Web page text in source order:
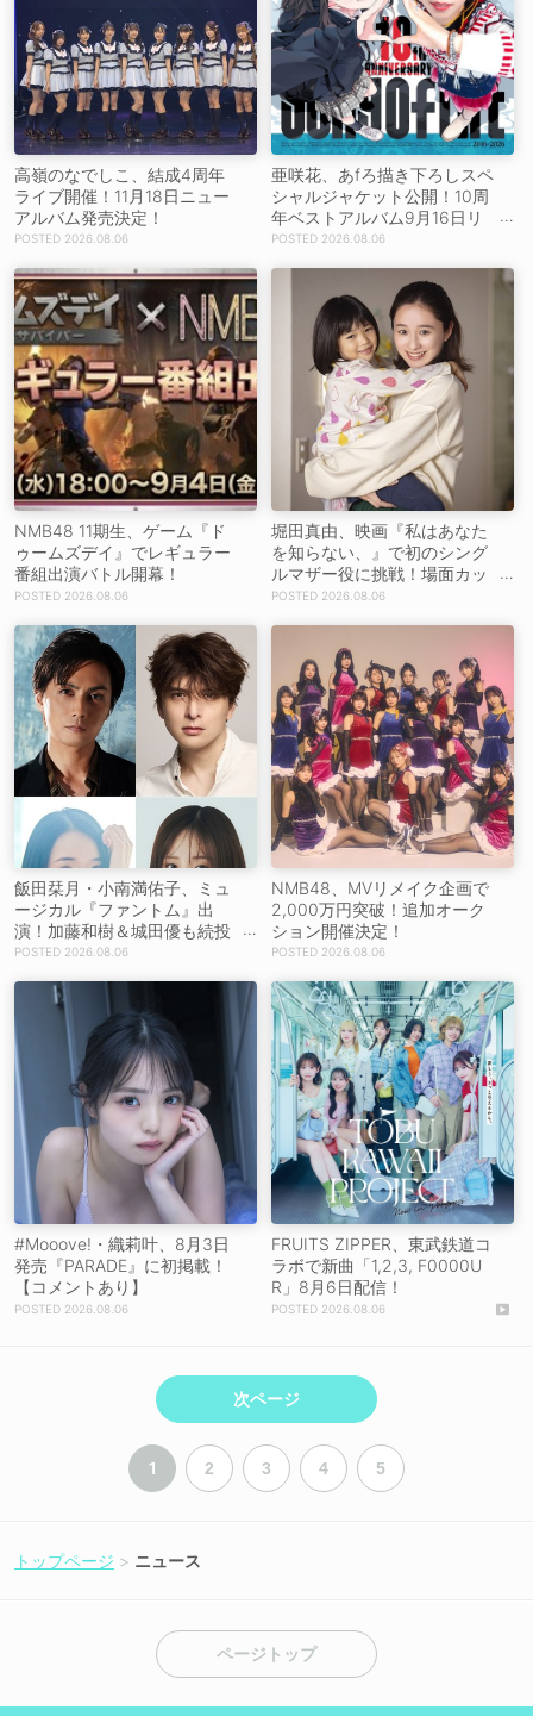
高嶺のなでしこ、結成4周年
ライブ開催！11月18日ニュー
アルバム発売決定！
2026.08.06
亜咲花、あfろ描き下ろしスペ
シャルジャケット公開！10周
年ベストアルバム9月16日リ
リース！2026.08.06
NMB48 11期生、ゲーム『ド
ゥームズデイ』でレギュラー
番組出演バトル開幕！
2026.08.06
堀田真由、映画『私はあなた
を知らない、』で初のシング
ルマザー役に挑戦！場面カッ
トを解禁！【コメントあり】
2026.08.06
飯田栞月・小南満佑子、ミュ
ージカル『ファントム』出
演！加藤和樹＆城田優も続投
【コメントあり】
2026.08.06
NMB48、MVリメイク企画で
2,000万円突破！追加オーク
ション開催決定！
2026.08.06
#Mooove!・織莉叶、8月3日
発売『PARADE』に初掲載！
【コメントあり】
2026.08.06
FRUITS ZIPPER、東武鉄道コ
ラボで新曲「1,2,3, F0000U
R」8月6日配信！
2026.08.06
次ページ
1 2 3 4 5
トップページ ニュース
ページトップ